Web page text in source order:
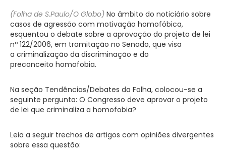
(Folha de S.Paulo/O Globo) No âmbito do noticiário sobre
casos de agressão com motivação homofóbica,
esquentou o debate sobre a aprovação do projeto de lei
nº 122/2006, em tramitação no Senado, que visa
a criminalização da discriminação e do
preconceito homofobia.
Na seção Tendências/Debates da Folha, colocou-se a
seguinte pergunta: O Congresso deve aprovar o projeto
de lei que criminaliza a homofobia?
Leia a seguir trechos de artigos com opiniões divergentes
sobre essa questão: